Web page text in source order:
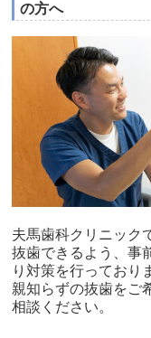
の方へ
夫馬歯科クリニック
抜歯できるよう、事
り対策を行っており
親知らずの抜歯をご
相談ください。